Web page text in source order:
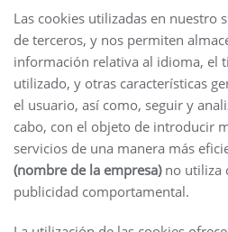
Las cookies utilizadas en nuestro
de terceros, y nos permiten
información relativa al idioma, el
utilizado, y otras características
el usuario, así como, seguir y
cabo, con el objeto de introducir
servicios de una manera más
(nombre de la empresa) no utiliza
publicidad comportamental.